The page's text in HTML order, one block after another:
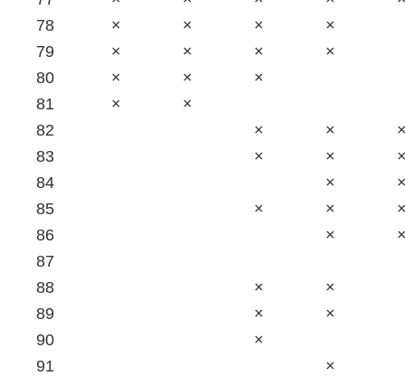
78
× × ×
×
79
× × ×
×
80
× ×
×
81
×
×
82
× ×
83
× ×
84
×
85
× ×
86
×
87
88
×
×
89
×
×
90
×
91
×